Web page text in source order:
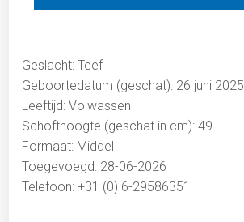
Geslacht: Teef
Geboortedatum (geschat): 26 juni 2025
Leeftijd: Volwassen
Schofthoogte (geschat in cm): 49
Formaat: Middel
Toegevoegd: 28-06-2026
Telefoon: +31 (0) 6-29586351